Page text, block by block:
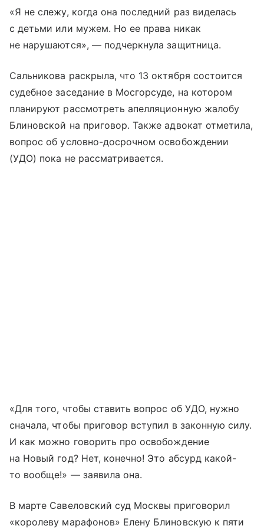
«Я не слежу, когда она последний раз виделась
с детьми или мужем. Но ее права никак
не нарушаются», — подчеркнула защитница.
Сальникова раскрыла, что 13 октября состоится
судебное заседание в Мосгорсуде, на котором
планируют рассмотреть апелляционную жалобу
Блиновской на приговор. Также адвокат отметила,
вопрос об условно-досрочном освобождении
(УДО) пока не рассматривается.
«Для того, чтобы ставить вопрос об УДО, нужно
сначала, чтобы приговор вступил в законную силу.
И как можно говорить про освобождение
на Новый год? Нет, конечно! Это абсурд какой-
то вообще!» — заявила она.
В марте Савеловский суд Москвы приговорил
«королеву марафонов» Елену Блиновскую к пяти